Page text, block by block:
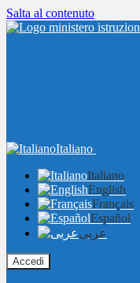
Salta al contenuto
Italiano
Italiano
English
Français
Español
عربى
Accedi